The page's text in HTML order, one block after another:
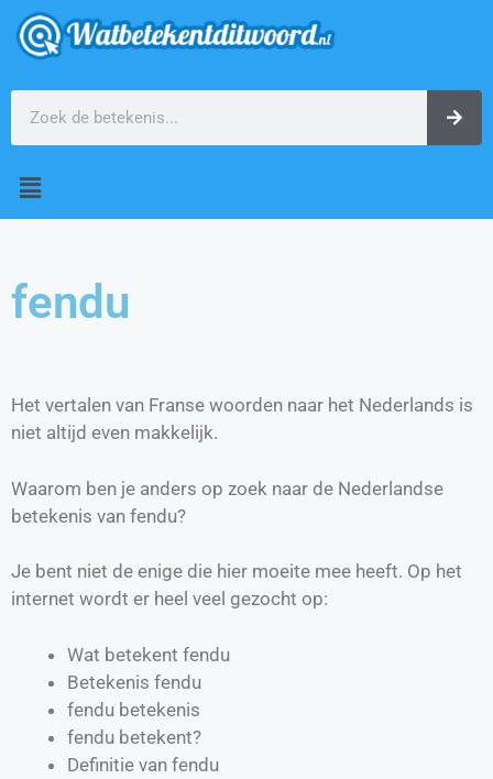
fendu
Het vertalen van Franse woorden naar het Nederlands is
niet altijd even makkelijk.
Waarom ben je anders op zoek naar de Nederlandse
betekenis van fendu?
Je bent niet de enige die hier moeite mee heeft. Op het
internet wordt er heel veel gezocht op:
Wat betekent fendu
Betekenis fendu
fendu betekenis
fendu betekent?
Definitie van fendu